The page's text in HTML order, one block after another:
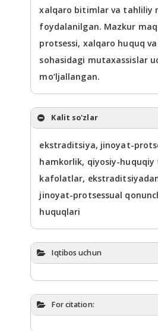
xalqaro bitimlar va tahliliy
foydalanilgan. Mazkur
protsessi, xalqaro huquq
sohasidagi mutaxassislar
mo‘ljallangan.
Kalit so'zlar
ekstraditsiya, jinoyat-
hamkorlik, qiyosiy-
kafolatlar,
jinoyat-protsessual
huquqlari
Iqtibos uchun
For citation: